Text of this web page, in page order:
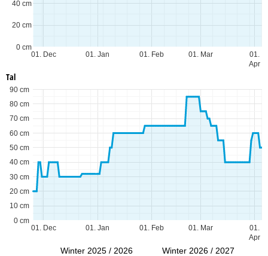
01. Dec 01. Jan 01. Feb 01. Mar
01.
Apr
0 cm
20 cm
40 cm
Tal
01. Dec 01. Jan 01. Feb 01. Mar
01.
Apr
0 cm
10 cm
20 cm
30 cm
40 cm
50 cm
60 cm
70 cm
80 cm
90 cm
Winter 2025 / 2026 Winter 2026 / 2027